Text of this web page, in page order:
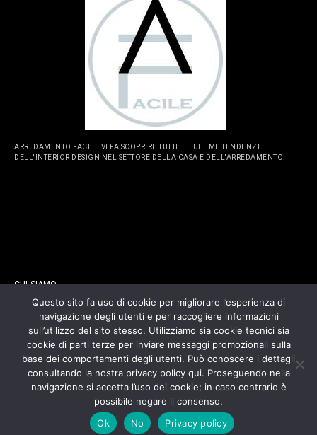
ARREDAMENTO FACILE VI FA SCOPRIRE TUTTE LE ULTIME TENDENZE
DELL'INTERIOR DESIGN NEL SETTORE DELLA CASA E DELL'ARREDAMENTO.
CHI SIAMO
CONTATTI
COOKIES POLICY
PRIVACY POLICY
Questo sito fa uso di cookie per migliorare l’esperienza di
navigazione degli utenti e per raccogliere informazioni
sull’utilizzo del sito stesso. Utilizziamo sia cookie tecnici sia
cookie di parti terze per inviare messaggi promozionali sulla
base dei comportamenti degli utenti. Può conoscere i dettagli
consultando la nostra privacy policy qui. Proseguendo nella
navigazione si accetta l’uso dei cookie; in caso contrario è
possibile negare il consenso.
Ok
No Privacy policy